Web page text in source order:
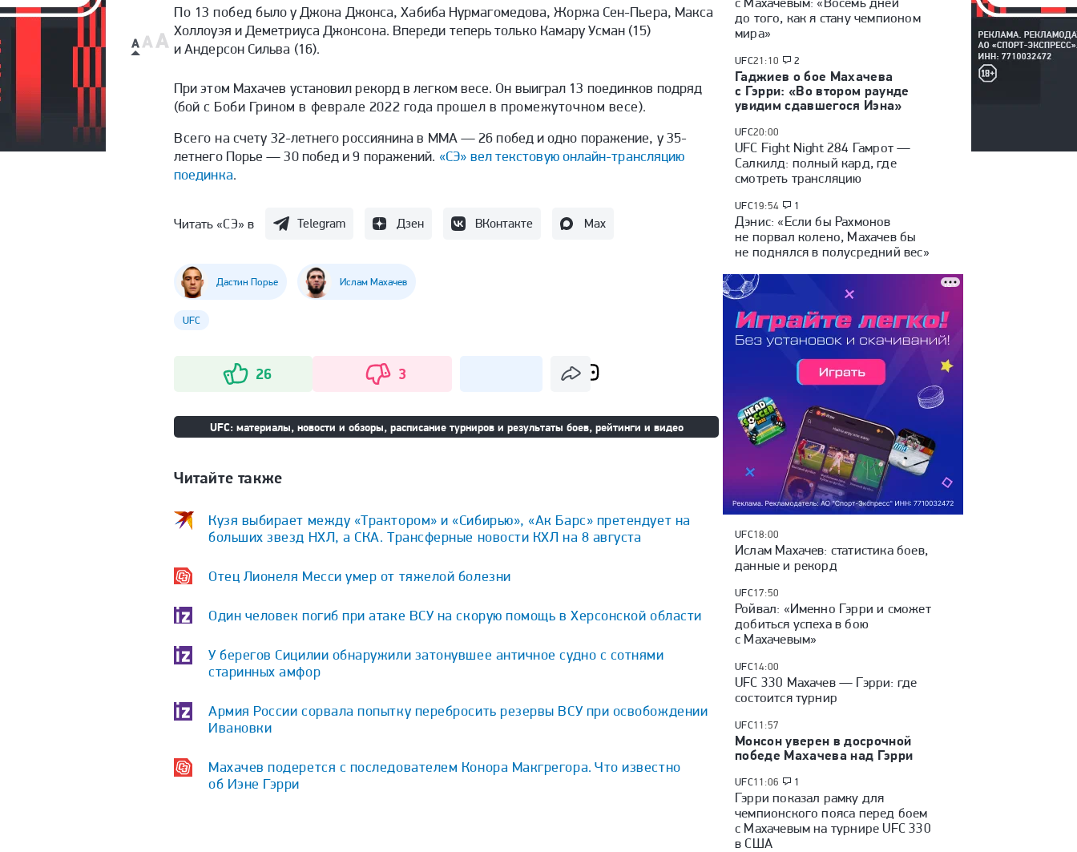
По 13 победбыло у Джона Джонса, Хабиба Нурмагомедова, Жоржа Сен-Пьера, Макса
Холлоуэя и Деметриуса Джонсона. Впереди теперь только Камару Усман (15)
и Андерсон Сильва (16).
При этом Махачев установил рекорд в легком весе. Он выиграл 13 поединков подряд
(бой с Боби Грином в феврале 2022 года прошел в промежуточном весе).
Всего на счету 32-летнего россиянина в ММА — 26 побед и одно поражение, у 35-
летнего Порье — 30 побед и 9 поражений. «СЭ» вел текстовую онлайн-трансляцию
поединка.
Читать «СЭ» в Telegram Дзен ВКонтакте Max
Дастин Порье Ислам Махачев
UFC
26 3
UFC: материалы, новости и обзоры, расписание турниров и результаты боев, рейтинги и видео
Читайте также
Кузя выбирает между «Трактором» и «Сибирью», «Ак Барс» претендует на
больших звезд НХЛ, а СКА. Трансферные новости КХЛ на 8 августа
Отец Лионеля Месси умер от тяжелой болезни
Один человек погиб при атаке ВСУ на скорую помощь в Херсонской области
У берегов Сицилии обнаружили затонувшее античное судно с сотнями
старинных амфор
Армия России сорвала попытку перебросить резервы ВСУ при освобождении
Ивановки
Махачев подерется с последователем Конора Макгрегора. Что известно
об Иэне Гэрри
до того, как я стану чемпионом
мира»
UFC21:10 2
Гаджиев о бое Махачева
с Гэрри: «Во втором раунде
увидим сдавшегося Иэна»
UFC20:00
UFC Fight Night 284 Гамрот —
Салкилд: полный кард, где
смотреть трансляцию
UFC19:54 1
Дэнис: «Если бы Рахмонов
не порвал колено, Махачев бы
не поднялся в полусредний вес»
UFC18:00
Ислам Махачев: статистика боев,
данные и рекорд
UFC17:50
Ройвал: «Именно Гэрри и сможет
добиться успеха в бою
с Махачевым»
UFC14:00
UFC 330 Махачев — Гэрри: где
состоится турнир
UFC11:57
Монсон уверен в досрочной
победе Махачева над Гэрри
UFC11:06 1
Гэрри показал рамку для
чемпионского пояса перед боем
с Махачевым на турнире UFC 330
в США